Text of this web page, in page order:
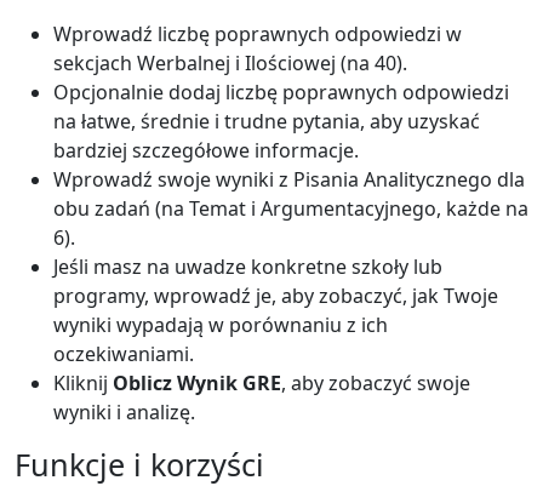
Wprowadź liczbę poprawnych odpowiedzi w
sekcjach Werbalnej i Ilościowej (na 40).
Opcjonalnie dodaj liczbę poprawnych odpowiedzi
na łatwe, średnie i trudne pytania, aby uzyskać
bardziej szczegółowe informacje.
Wprowadź swoje wyniki z Pisania Analitycznego dla
obu zadań (na Temat i Argumentacyjnego, każde na
6).
Jeśli masz na uwadze konkretne szkoły lub
programy, wprowadź je, aby zobaczyć, jak Twoje
wyniki wypadają w porównaniu z ich
oczekiwaniami.
Kliknij Oblicz Wynik GRE, aby zobaczyć swoje
wyniki i analizę.
Funkcje i korzyści